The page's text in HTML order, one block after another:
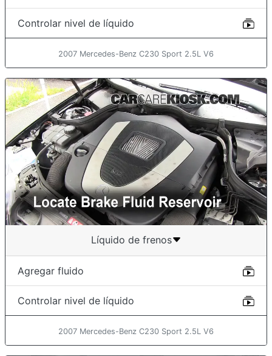
Controlar nivel de líquido
2007 Mercedes-Benz C230 Sport 2.5L V6
Líquido de frenos
Agregar fluido
Controlar nivel de líquido
2007 Mercedes-Benz C230 Sport 2.5L V6